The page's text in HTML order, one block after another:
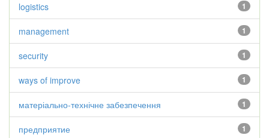
1
logistics
1
management
1
security
1
ways of improve
1
матеріально-технічне забезпечення
1
предприятие